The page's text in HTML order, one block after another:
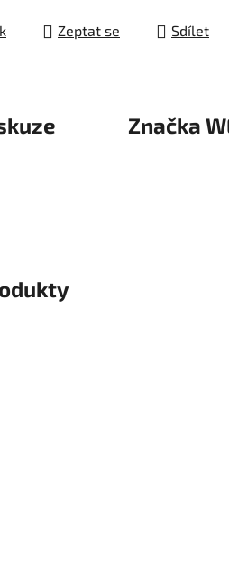
Zeptat se Sdílet
Značka